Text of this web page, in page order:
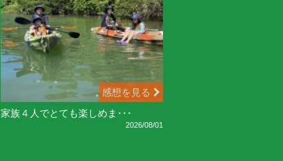
感想を見る
家族４人でとても楽しめま･･･
2026/08/01